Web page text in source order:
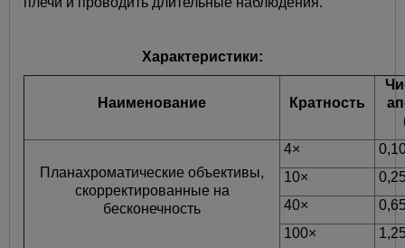
Характеристики:
Наименование Кратность
Планахроматические объективы,
скорректированные на
бесконечность
4×
10×
40×
100×